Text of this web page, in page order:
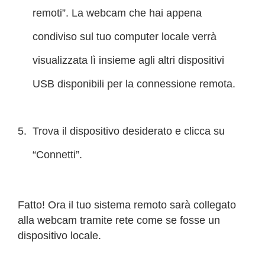
remoti”. La webcam che hai appena
condiviso sul tuo computer locale verrà
visualizzata lì insieme agli altri dispositivi
USB disponibili per la connessione remota.
Trova il dispositivo desiderato e clicca su
“Connetti”.
Fatto! Ora il tuo sistema remoto sarà collegato
alla webcam tramite rete come se fosse un
dispositivo locale.